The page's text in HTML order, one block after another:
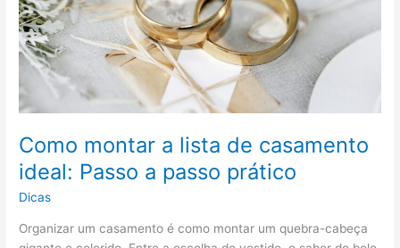
grande
viação
Como montar a lista de casamento
ideal: Passo a passo prático
Dicas
Organizar um casamento é como montar um quebra-cabeça